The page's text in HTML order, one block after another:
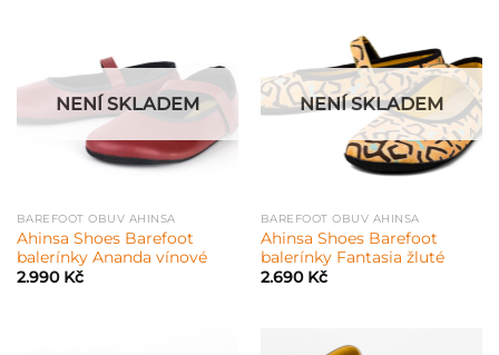
NENÍ SKLADEM
BAREFOOT OBUV AHINSA
Ahinsa Shoes Barefoot
balerínky Ananda vínové
2.990 Kč
NENÍ SKLADEM
BAREFOOT OBUV AHINSA
Ahinsa Shoes Barefoot
balerínky Fantasia žluté
2.690 Kč